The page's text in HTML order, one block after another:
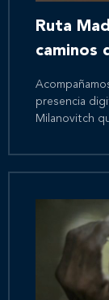
Ruta
caminos
presencia
Milanovitch